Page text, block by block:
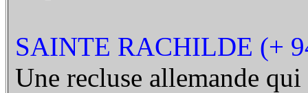
SAINTE RACHILDE (+
Une recluse allemande